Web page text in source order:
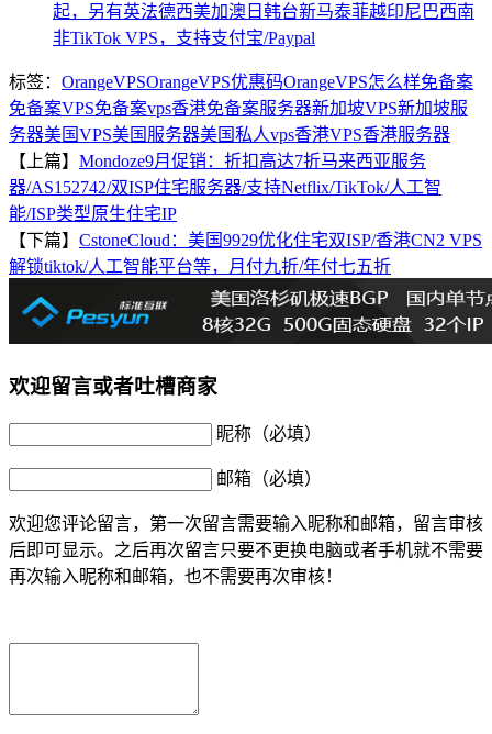
起，另有英法德西美加澳日韩台新马泰菲越印尼巴西南
非TikTok VPS，支持支付宝/Paypal
标签： OrangeVPSOrangeVPS优惠码OrangeVPS怎么样免备案
免备案VPS免备案vps香港免备案服务器新加坡VPS新加坡服
务器美国VPS美国服务器美国私人vps香港VPS香港服务器
【上篇】 Mondoze9月促销：折扣高达7折马来西亚服务
器/AS152742/双ISP住宅服务器/支持Netflix/TikTok/人工智
能/ISP类型原生住宅IP
【下篇】 CstoneCloud：美国9929优化住宅双ISP/香港CN2 VPS
解锁tiktok/人工智能平台等，月付九折/年付七五折
欢迎留言或者吐槽商家
昵称（必填）
邮箱（必填）
欢迎您评论留言，第一次留言需要输入昵称和邮箱，留言审核
后即可显示。之后再次留言只要不更换电脑或者手机就不需要
再次输入昵称和邮箱，也不需要再次审核！